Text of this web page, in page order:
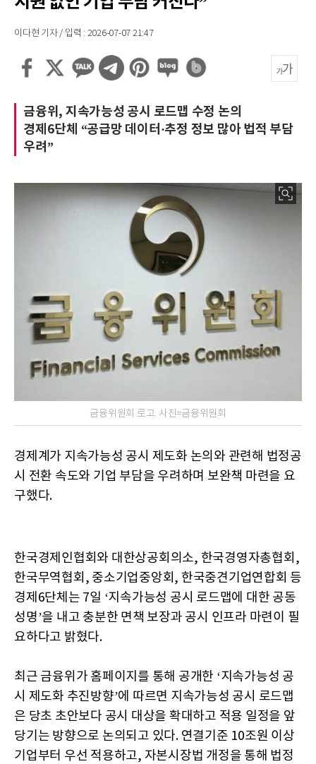
이다현 기자 / 입력 : 2026-07-07 21:47
금융위, 지속가능성 공시 로드맵 수정 논의
경제6단체 “공급망 데이터·추정 정보 많아 법적 부담
우려”
금융위원회 로고. 사진=금융위원회
경제계가 지속가능성 공시 제도화 논의와 관련해 법정공
시 전환 속도와 기업 부담을 우려하며 보완책 마련을 요
구했다.
한국경제인협회와 대한상공회의소, 한국경영자총협회,
한국무역협회, 중소기업중앙회, 한국중견기업연합회 등
경제6단체는 7일 ‘지속가능성 공시 로드맵에 대한 공동
성명’을 내고 충분한 면책 보장과 공시 인프라 마련이 필
요하다고 밝혔다.
최근 금융위가 홈페이지를 통해 공개한 ‘지속가능성 공
시 제도화 추진방향’에 따르면 지속가능성 공시 로드맵
은 당초 초안보다 공시 대상을 확대하고 적용 일정을 앞
당기는 방향으로 논의되고 있다. 연결기준 10조원 이상
기업부터 우선 적용하고, 자본시장법 개정을 통해 법정